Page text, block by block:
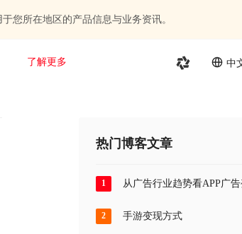
您所在地区的产品信息与业务资讯。
了解更多 中
热门博客文章
1
从广告行业趋势看APP广
2 手游变现方式